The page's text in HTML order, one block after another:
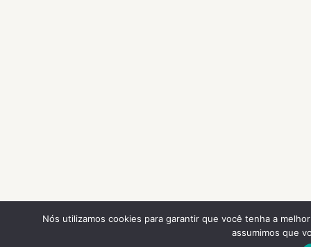
Nós utilizamos cookies para garantir que você tenha a
assumimos que